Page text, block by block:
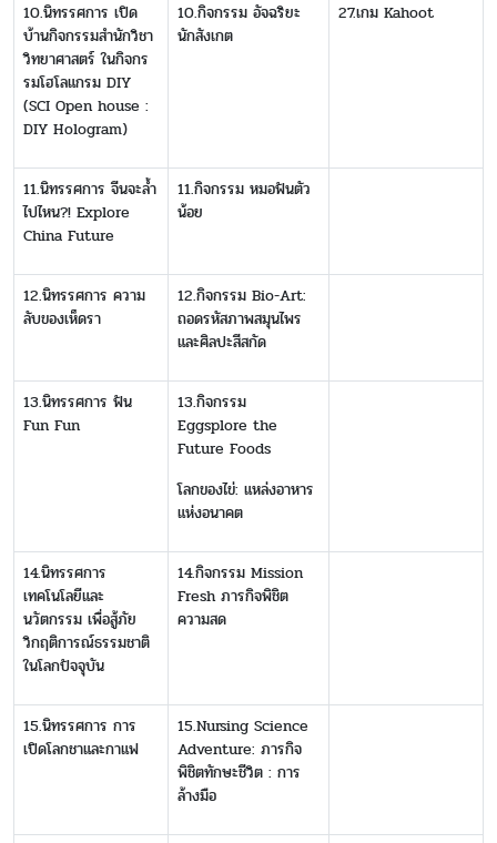
10.นิทรรศการ เปิด
บ้านกิจกรรมสำนักวิชา
วิทยาศาสตร์ ในกิจกร
รมโฮโลแกรม DIY
(SCI Open house :
DIY Hologram)
10.กิจกรรม อัจฉริยะ
นักสังเกต
27.เกม Kahoot
11.นิทรรศการ จีนจะล้ำ
ไปไหน?! Explore
China Future
11.กิจกรรม หมอฟันตัว
น้อย
12.นิทรรศการ ความ
ลับของเห็ดรา
12.กิจกรรม Bio-Art:
ถอดรหัสภาพสมุนไพร
และศิลปะสีสกัด
13.นิทรรศการ ฟัน
Fun Fun
13.กิจกรรม
Eggsplore the
Future Foods
โลกของไข่: แหล่งอาหาร
แห่งอนาคต
14.นิทรรศการ
เทคโนโลยีและ
นวัตกรรม เพื่อสู้ภัย
วิกฤติการณ์ธรรมชาติ
ในโลกปัจจุบัน
14.กิจกรรม Mission
Fresh ภารกิจพิชิต
ความสด
15.นิทรรศการ การ
เปิดโลกชาและกาแฟ
15.Nursing Science
Adventure: ภารกิจ
พิชิตทักษะชีวิต : การ
ล้างมือ